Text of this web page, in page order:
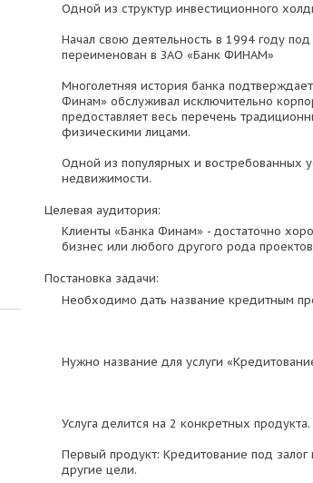
Одной из структур инвестиционного
Начал свою деятельность в 1994 году
переименован в ЗАО «Банк ФИНАМ»
Многолетняя история банка
Финам» обслуживал исключительно
предоставляет весь перечень
физическими лицами.
Одной из популярных и востребованных
недвижимости.
Целевая аудитория:
Клиенты «Банка Финам» - достаточно
бизнес или любого другого рода
Постановка задачи:
Необходимо дать название кредитным
Нужно название для услуги
Услуга делится на 2 конкретных продукта.
Первый продукт: Кредитование под
другие цели.